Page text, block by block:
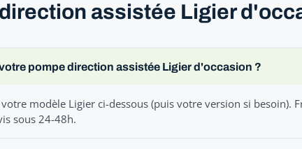
assistée Ligier
pompe direction assistée Ligier d'occasion ?
modèle Ligier ci-dessous (puis votre version si besoin).
sous 24-48h.